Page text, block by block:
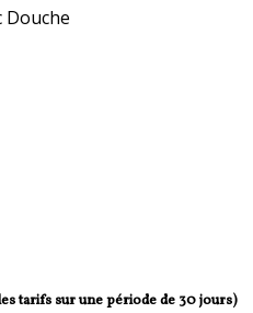
Douche
tarifs sur une période de 30 jours)